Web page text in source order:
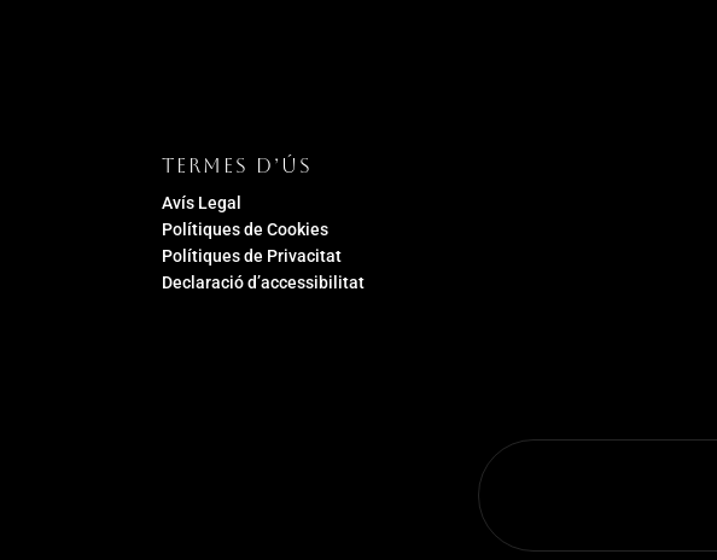
TERMES D’ÚS
Avís Legal
Polítiques de Cookies
Polítiques de Privacitat
Declaració d’accessibilitat